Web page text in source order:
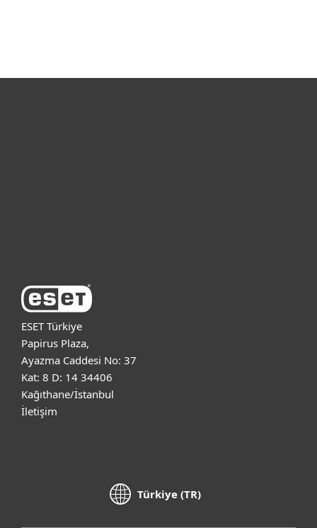
ESET Türkiye
Papirus Plaza,
Ayazma Caddesi No: 37
Kat: 8 D: 14 34406
Kağıthane/İstanbul
İletişim
Türkiye (TR)